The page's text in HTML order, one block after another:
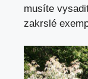
musíte
zakrslé